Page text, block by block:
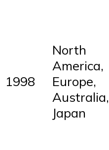
1998
North
America,
Europe,
Australia,
Japan